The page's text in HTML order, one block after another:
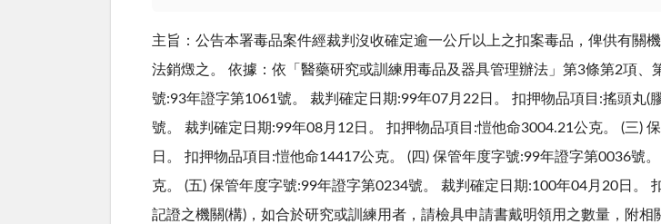
主旨：公告本署毒品案件經裁判沒收確定逾一公斤以上之扣案毒品，俾供有關
法銷燬之。 依據：依「醫藥研究或訓練用毒品及器具管理辦法」第3條第2項
號:93年證字第1061號。 裁判確定日期:99年07月22日。 扣押物品項目:搖頭丸(
號。 裁判確定日期:99年08月12日。 扣押物品項目:愷他命3004.21公克。 (三)
日。 扣押物品項目:愷他命14417公克。 (四) 保管年度字號:99年證字第0036號
克。 (五) 保管年度字號:99年證字第0234號。 裁判確定日期:100年04月20日。
記證之機關(構)，如合於研究或訓練用者，請檢具申請書戴明領用之數量，附